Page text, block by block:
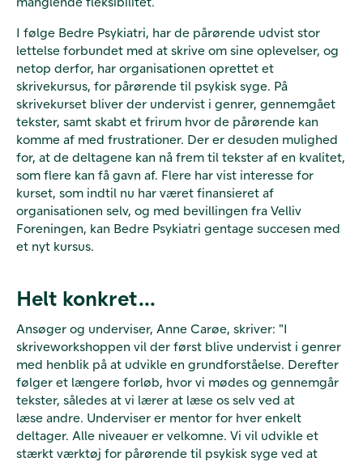
I følge Bedre Psykiatri, har de pårørende udvist stor
lettelse forbundet med at skrive om sine oplevelser, og
netop derfor, har organisationen oprettet et
skrivekursus, for pårørende til psykisk syge. På
skrivekurset bliver der undervist i genrer, gennemgået
tekster, samt skabt et frirum hvor de pårørende kan
komme af med frustrationer. Der er desuden mulighed
for, at de deltagene kan nå frem til tekster af en kvalitet,
som flere kan få gavn af. Flere har vist interesse for
kurset, som indtil nu har været finansieret af
organisationen selv, og med bevillingen fra Velliv
Foreningen, kan Bedre Psykiatri gentage succesen med
et nyt kursus.
Helt konkret...
Ansøger og underviser, Anne Carøe, skriver: "I
skriveworkshoppen vil der først blive undervist i genrer
med henblik på at udvikle en grundforståelse. Derefter
følger et længere forløb, hvor vi mødes og gennemgår
tekster, således at vi lærer at læse os selv ved at
læse andre. Underviser er mentor for hver enkelt
deltager. Alle niveauer er velkomne. Vi vil udvikle et
stærkt værktøj for pårørende til psykisk syge ved at